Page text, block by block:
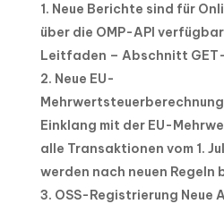
Neue Berichte sind für
über die OMP-API
Leitfaden – Abschnitt
Neue EU-
Einklang mit der EU-
alle Transaktionen vom 1.
werden nach neuen Regeln
OSS-Registrierung Neue